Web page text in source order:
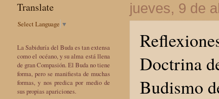
jueves, 9 de
Doctrina
Budismo
Translate
Select Language ▼
La Sabiduría del Buda es tan extensa
como el océano, y su alma está llena
de gran Compasión. El Buda no tiene
forma, pero se manifiesta de muchas
formas, y nos predica por medio de
sus propias apariciones.